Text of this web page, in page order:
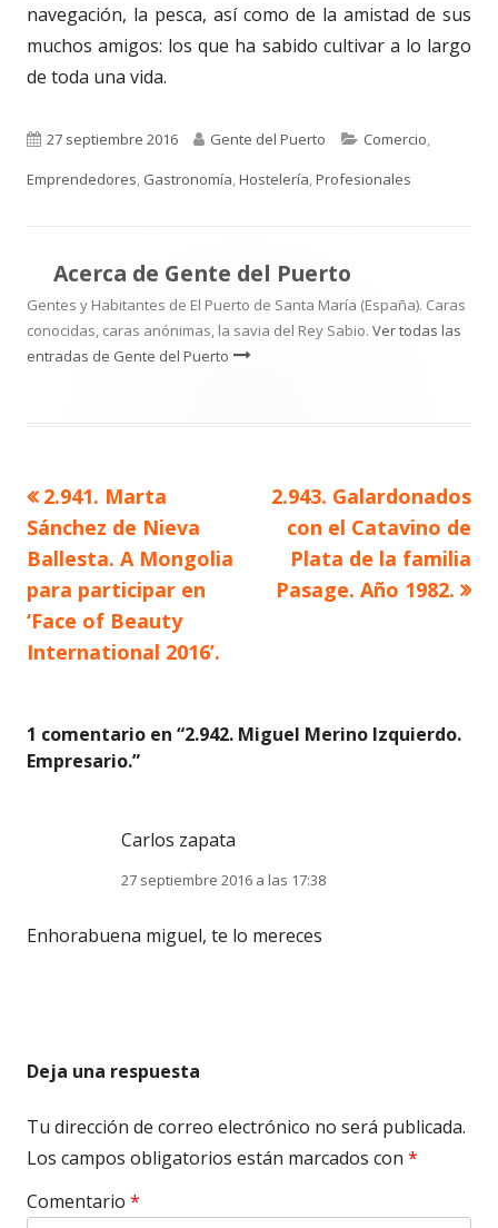
navegación, la pesca, así como de la amistad de sus
muchos amigos: los que ha sabido cultivar a lo largo
de toda una vida.
Publicado
el
27 septiembre 2016 Autor
Gente del Puerto Categorías
Comercio,
Emprendedores, Gastronomía,Hostelería,Profesionales
Acerca de Gente del Puerto
Gentes y Habitantes de El Puerto de Santa María (España). Caras
conocidas, caras anónimas, la savia del Rey Sabio. Ver todas las
entradas de Gente del Puerto
Navegación
de
entradas
Artículo
anterior
2.941. Marta
Sánchez de Nieva
Ballesta. A Mongolia
para participar en
‘Face of Beauty
International 2016’.
Artículo
siguiente
2.943. Galardonados
con el Catavino de
Plata de la familia
Pasage. Año 1982.
1 comentario en “2.942. Miguel Merino Izquierdo.
Empresario.”
Carlos zapata
27 septiembre 2016 a las 17:38
Enhorabuena miguel, te lo mereces
Deja una respuesta
Tu dirección de correo electrónico no será publicada.
Los campos obligatorios están marcados con *
Comentario *